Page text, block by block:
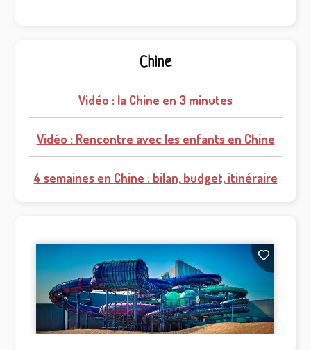
Chine
Vidéo : la Chine en 3 minutes
Vidéo : Rencontre avec les enfants en Chine
4 semaines en Chine : bilan, budget, itinéraire